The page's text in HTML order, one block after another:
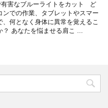
害なブルーライトをカット ど
ンでの作業、タブレットやスマー
、何となく身体に異常を覚えるこ
？ あなたを悩ませる肩こ ...